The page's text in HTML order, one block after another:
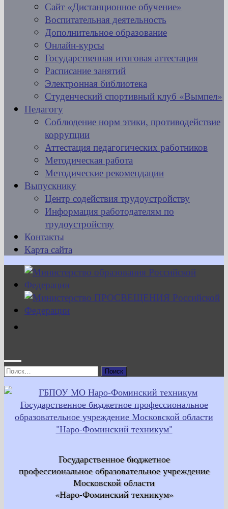
Сайт «Дистанционное обучение»
Воспитательная деятельность
Дополнительное образование
Онлайн-курсы
Государственная итоговая аттестация
Расписание занятий
Электронная библиотека
Студенческий спортивный клуб «Вымпел»
Педагогу
Соблюдение норм этики, противодействие
коррупции
Аттестация педагогических работников
Методическая работа
Методические рекомендации
Выпускнику
Центр содействия трудоустройству
Информация работодателям по
трудоустройству
Контакты
Карта сайта
Найти:
Государственное бюджетное
профессиональное образовательное учреждение
Московской области
«Наро-Фоминский техникум»